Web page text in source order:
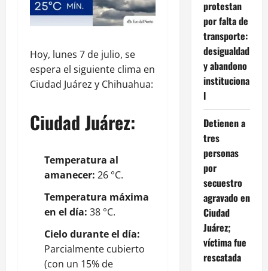
Hoy, lunes 7 de julio, se
espera el siguiente clima en
Ciudad Juárez y Chihuahua:
Ciudad Juárez:
Temperatura al
amanecer: 26 °C.
Temperatura máxima
en el día: 38 °C.
Cielo durante el día:
Parcialmente cubierto
(con un 15% de
protestan
por falta de
transporte:
desigualdad
y abandono
instituciona
l
Detienen a
tres
personas
por
secuestro
agravado en
Ciudad
Juárez;
víctima fue
rescatada